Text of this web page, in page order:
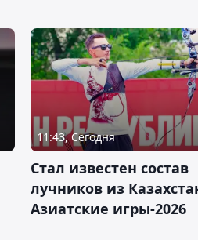
11:43, Сегодня
Стал известен состав
лучников из
Азиатские игры-2026